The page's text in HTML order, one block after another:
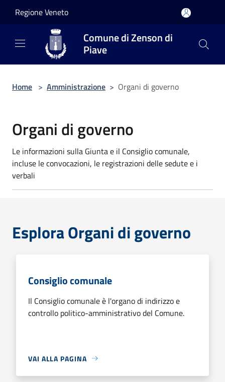
Regione Veneto
Comune di Zenson di
Piave
Home > Amministrazione > Organi di governo
Organi di governo
Le informazioni sulla Giunta e il Consiglio comunale,
incluse le convocazioni, le registrazioni delle sedute e i
verbali
Esplora Organi di governo
Consiglio comunale
Il Consiglio comunale è l'organo di indirizzo e
controllo politico-amministrativo del Comune.
VAI ALLA PAGINA